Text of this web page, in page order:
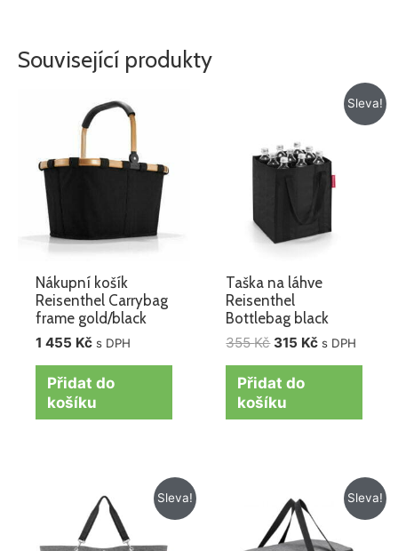
Související produkty
Nákupní košík
Reisenthel Carrybag
frame gold/black
1 455 Kč s DPH
Přidat do
košíku
Sleva!
Taška na láhve
Reisenthel
Bottlebag black
355Kč
355 Kč.
315 Kč
Aktuální
cena
315 Kč.
s DPH
Přidat do
košíku
Sleva!
Původní
cena
byla:
885 Kč.
Aktuální
cena
695 Kč.
Sleva!
cena
byla:
995 Kč.
Aktuální
cena
695 Kč.